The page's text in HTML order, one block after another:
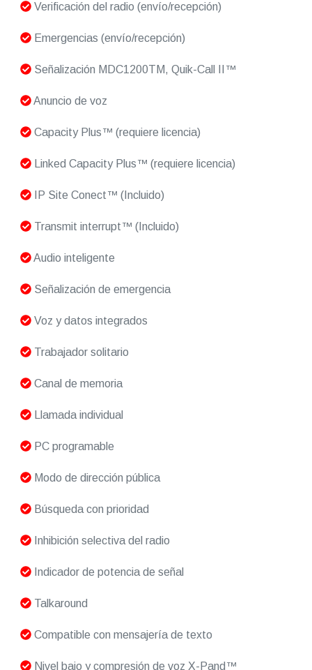
Verificación del radio (envío/recepción)
Emergencias (envío/recepción)
Señalización MDC1200TM, Quik-Call II™
Anuncio de voz
Capacity Plus™ (requiere licencia)
Linked Capacity Plus™ (requiere licencia)
IP Site Conect™ (Incluido)
Transmit interrupt™ (Incluido)
Audio inteligente
Señalización de emergencia
Voz y datos integrados
Trabajador solitario
Canal de memoria
Llamada individual
PC programable
Modo de dirección pública
Búsqueda con prioridad
Inhibición selectiva del radio
Indicador de potencia de señal
Talkaround
Compatible con mensajería de texto
Nivel bajo y compresión de voz X-Pand™